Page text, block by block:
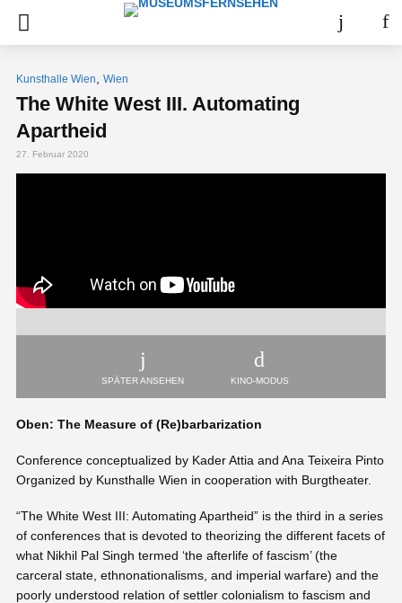
Kunsthalle Wien Wien
The White West III. Automating
Apartheid
27. Februar 2020
SPÄTER ANSEHEN KINO-MODUS
Oben: The Measure of (Re)barbarization
Conference conceptualized by Kader Attia and Ana Teixeira Pinto
Organized by Kunsthalle Wien in cooperation with Burgtheater.
“The White West III: Automating Apartheid” is the third in a series
of conferences that is devoted to theorizing the different facets of
what Nikhil Pal Singh termed ‘the afterlife of fascism’ (the
carceral state, ethnonationalisms, and imperial warfare) and the
poorly understood relation of settler colonialism to fascism and